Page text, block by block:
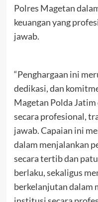
Polres Magetan
keuangan yang
jawab.
“Penghargaan ini
dedikasi, dan
Magetan Polda
secara profesional,
jawab. Capaian ini
dalam menjalankan
secara tertib dan
berlaku, sekaligus
berkelanjutan dalam